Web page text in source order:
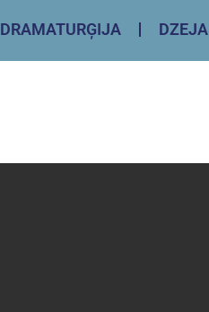
DRAMATURĢIJA DZEJA